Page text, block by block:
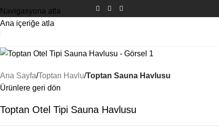
Navigasyona atla
Ana içeriğe atla
Ana Sayfa Toptan Havlu Toptan Sauna Havlusu
Ürünlere geri dön
Toptan Otel Tipi Sauna Havlusu